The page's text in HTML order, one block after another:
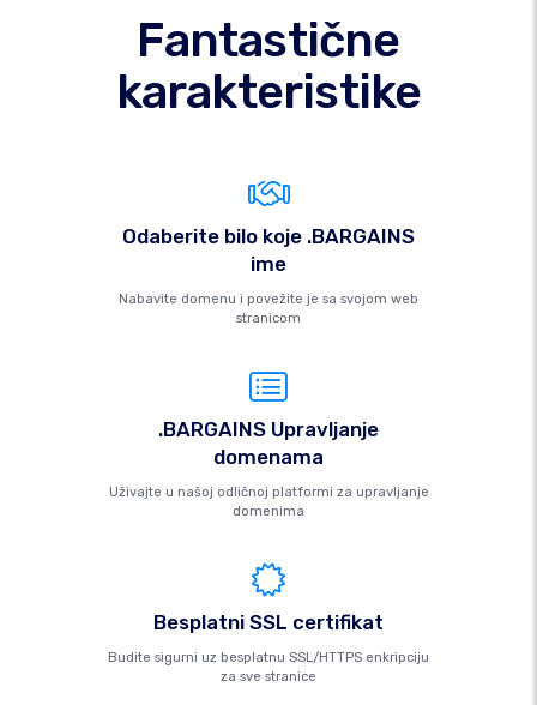
Fantastične
karakteristike
Odaberite bilo koje .BARGAINS
ime
Nabavite domenu i povežite je sa svojom web
stranicom
.BARGAINS Upravljanje
domenama
Uživajte u našoj odličnoj platformi za upravljanje
domenima
Besplatni SSL certifikat
Budite sigurni uz besplatnu SSL/HTTPS enkripciju
za sve stranice